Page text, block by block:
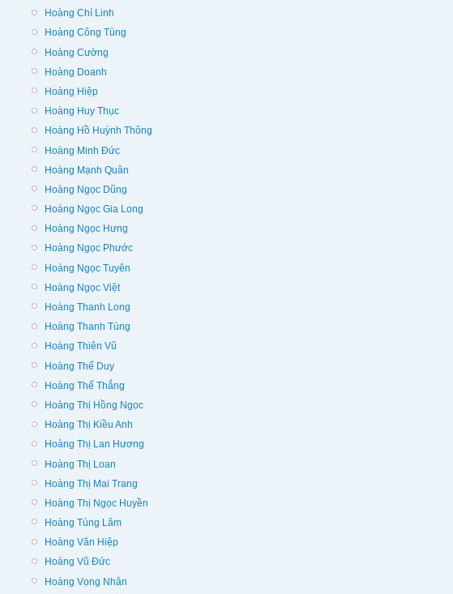
Hoàng Chí Linh
Hoàng Công Tùng
Hoàng Cường
Hoàng Doanh
Hoàng Hiệp
Hoàng Huy Thục
Hoàng Hồ Huỳnh Thông
Hoàng Minh Đức
Hoàng Mạnh Quân
Hoàng Ngọc Dũng
Hoàng Ngọc Gia Long
Hoàng Ngọc Hưng
Hoàng Ngọc Phước
Hoàng Ngọc Tuyên
Hoàng Ngọc Việt
Hoàng Thanh Long
Hoàng Thanh Tùng
Hoàng Thiên Vũ
Hoàng Thế Duy
Hoàng Thế Thắng
Hoàng Thị Hồng Ngọc
Hoàng Thị Kiều Anh
Hoàng Thị Lan Hương
Hoàng Thị Loan
Hoàng Thị Mai Trang
Hoàng Thị Ngọc Huyền
Hoàng Tùng Lâm
Hoàng Văn Hiệp
Hoàng Vũ Đức
Hoàng Vọng Nhân